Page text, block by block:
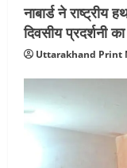
नाबार्ड ने
दिवसीय प्रदर्शनी
Uttarakhand Print